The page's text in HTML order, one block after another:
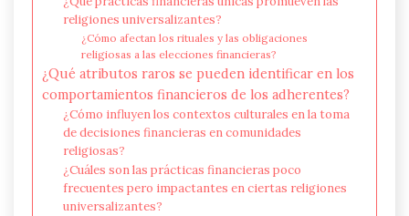
religiones universalizantes?
¿Cómo afectan los rituales y las obligaciones
religiosas a las elecciones financieras?
¿Qué atributos raros se pueden identificar en los
comportamientos financieros de los adherentes?
¿Cómo influyen los contextos culturales en la toma
de decisiones financieras en comunidades
religiosas?
¿Cuáles son las prácticas financieras poco
frecuentes pero impactantes en ciertas religiones
universalizantes?